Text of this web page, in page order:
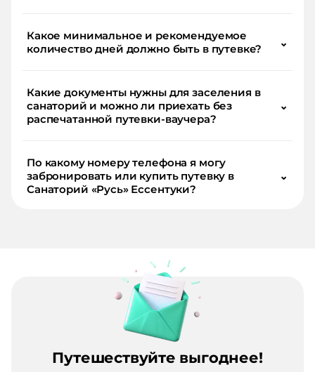
Какое минимальное и рекомендуемое
количество дней должно быть в путевке?
⌄
Какие документы нужны для заселения в
санаторий и можно ли приехать без
распечатанной путевки-ваучера?
⌄
По какому номеру телефона я могу
забронировать или купить путевку в
Санаторий «Русь» Ессентуки?
⌄
Путешествуйте выгоднее!